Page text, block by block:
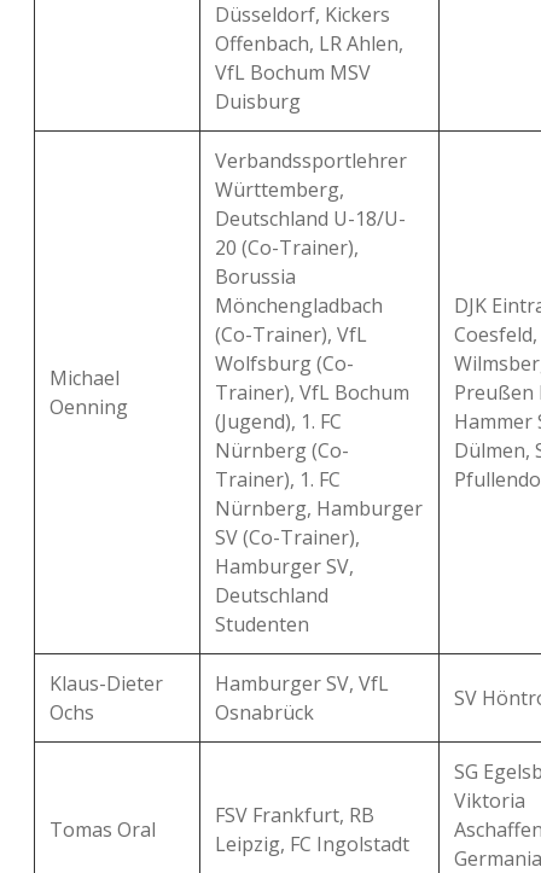
Düsseldorf, Kickers
Offenbach, LR Ahlen,
VfL Bochum MSV
Duisburg
Michael
Oenning
Verbandssportlehrer
Württemberg,
Deutschland U-18/U-
20 (Co-Trainer),
Borussia
Mönchengladbach
(Co-Trainer), VfL
Wolfsburg (Co-
Trainer), VfL Bochum
(Jugend), 1. FC
Nürnberg (Co-
Trainer), 1. FC
Nürnberg, Hamburger
SV (Co-Trainer),
Hamburger SV,
Deutschland
Studenten
DJK
Coesfeld,
Preußen
Hammer
Dülmen,
Klaus-Dieter
Ochs
Hamburger SV, VfL
Osnabrück
SV
Tomas Oral
FSV Frankfurt, RB
Leipzig, FC Ingolstadt
SG
Viktoria